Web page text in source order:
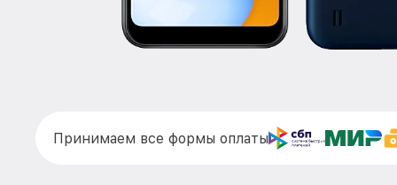
Принимаем все формы оплаты